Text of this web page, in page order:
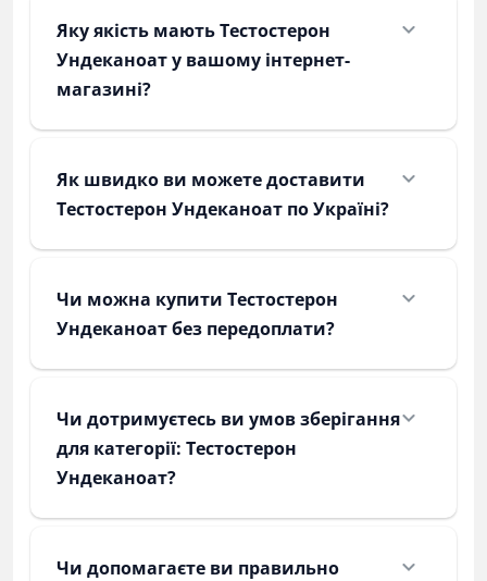
Яку якість мають Тестостерон
Ундеканоат у вашому інтернет-
магазині?
Як швидко ви можете доставити
Тестостерон Ундеканоат по Україні?
Чи можна купити Тестостерон
Ундеканоат без передоплати?
Чи дотримуєтесь ви умов зберігання
для категорії: Тестостерон
Ундеканоат?
Чи допомагаєте ви правильно